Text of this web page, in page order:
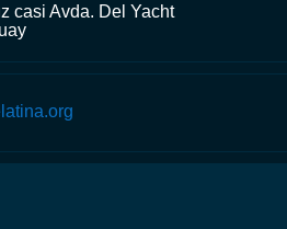
casi Avda. Del Yacht